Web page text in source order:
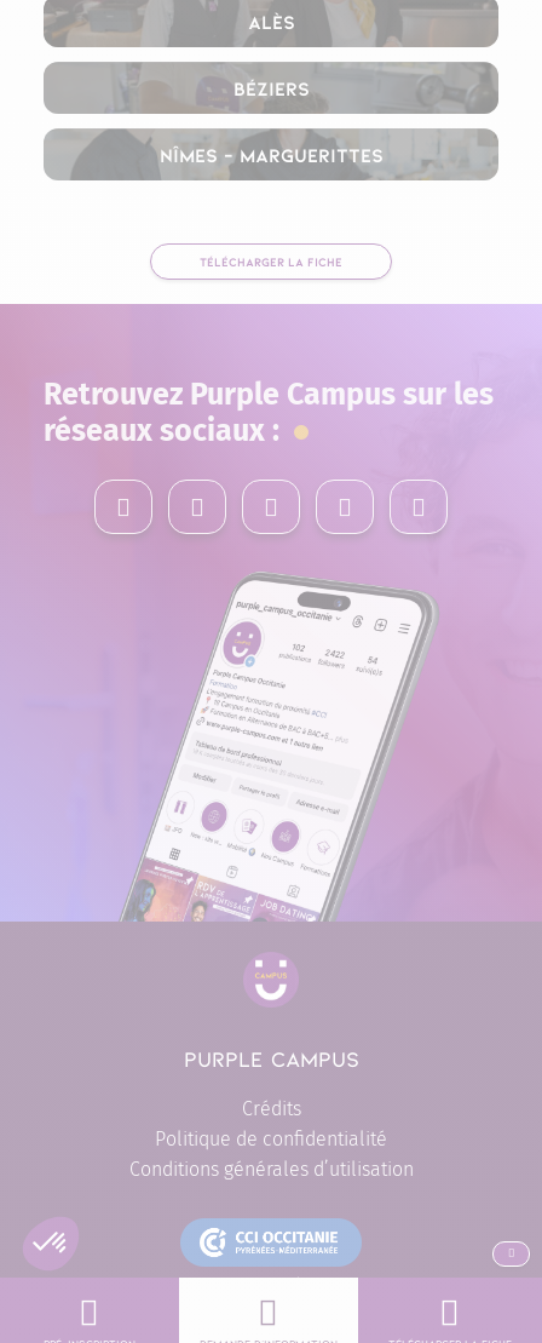
Alès
Béziers
Nîmes – Marguerittes
TÉLÉCHARGER LA FICHE
Retrouvez Purple Campus sur les
réseaux sociaux :
ALLER
PURPLE CAMPUS
Crédits
Politique de confidentialité
Conditions générales d’utilisation